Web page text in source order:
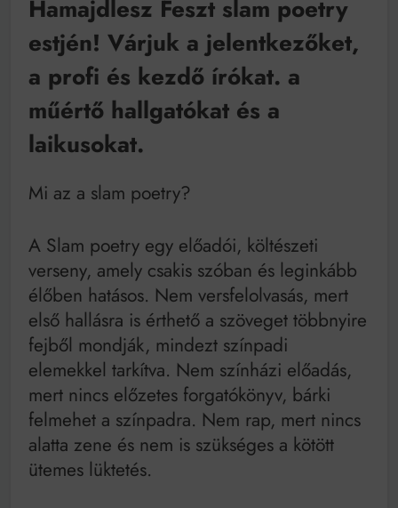
Mindenki a világot akarja uralni – de nem csak a 80-
as években
Bitumenes lapostetők: a bevált technológia akkor
működik, ha jól van felújítva
Hamajdlesz Feszt slam poetry
estjén! Várjuk a jelentkezőket,
a profi és kezdő írókat. a
műértő hallgatókat és a
laikusokat.
Mi az a slam poetry?
A Slam poetry egy előadói, költészeti
verseny, amely csakis szóban és leginkább
élőben hatásos. Nem versfelolvasás, mert
első hallásra is érthető a szöveget többnyire
fejből mondják, mindezt színpadi
elemekkel tarkítva. Nem színházi előadás,
mert nincs előzetes forgatókönyv, bárki
felmehet a színpadra. Nem rap, mert nincs
alatta zene és nem is szükséges a kötött
ütemes lüktetés.